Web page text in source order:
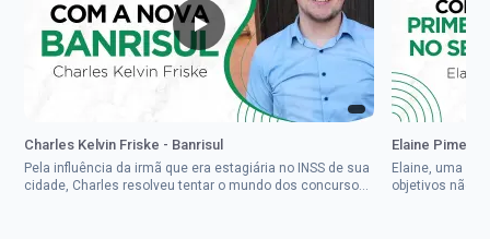
Charles Kelvin Friske - Banrisul
Pela influência da irmã que era estagiária no INSS de sua
cidade, Charles resolveu tentar o mundo dos concursos
Elaine
Elaine, uma
objetivos não